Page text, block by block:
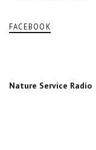
FACEBOOK
Nature Service Radio